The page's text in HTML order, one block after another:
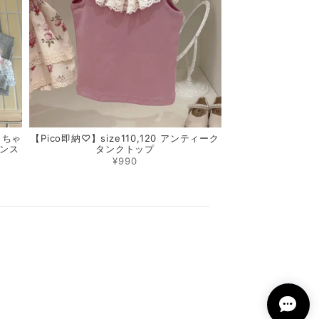
ゃ
ス
【Pico即納♡】size110,120 アンティーク
タンクトップ
¥990